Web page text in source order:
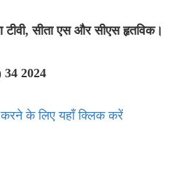
टीवी, सीता एस और सीएस हृतविक।
34 2024
के लिए यहाँ क्लिक करें